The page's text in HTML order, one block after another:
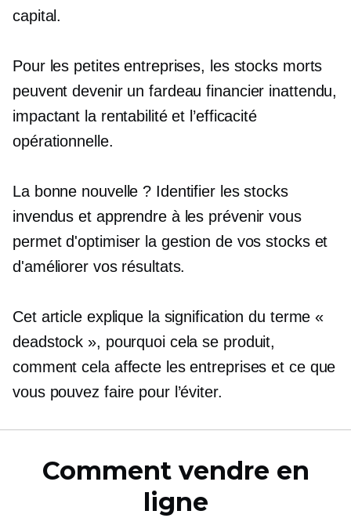
capital.
Pour les petites entreprises, les stocks morts
peuvent devenir un fardeau financier inattendu,
impactant la rentabilité et l’efficacité
opérationnelle.
La bonne nouvelle ? Identifier les stocks
invendus et apprendre à les prévenir vous
permet d'optimiser la gestion de vos stocks et
d'améliorer vos résultats.
Cet article explique la signification du terme «
deadstock », pourquoi cela se produit,
comment cela affecte les entreprises et ce que
vous pouvez faire pour l’éviter.
Comment vendre en
ligne